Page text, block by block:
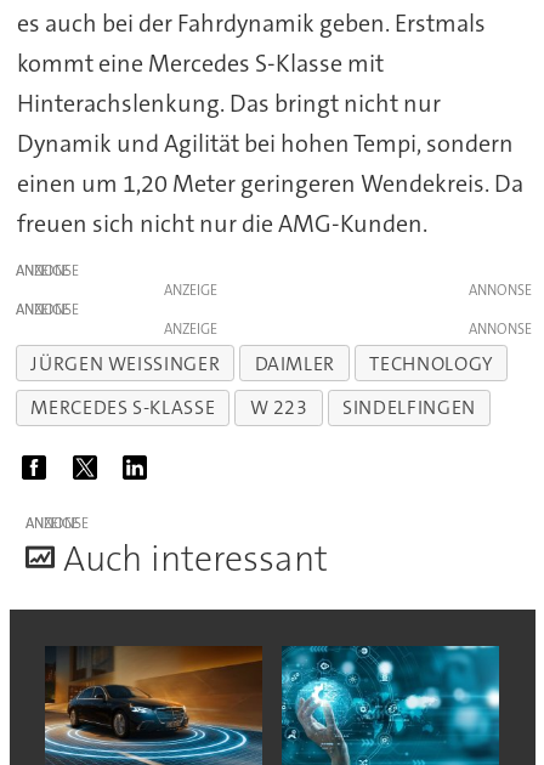
es auch bei der Fahrdynamik geben. Erstmals
kommt eine Mercedes S-Klasse mit
Hinterachslenkung. Das bringt nicht nur
Dynamik und Agilität bei hohen Tempi, sondern
einen um 1,20 Meter geringeren Wendekreis. Da
freuen sich nicht nur die AMG-Kunden.
ANZEIGE
ANZEIGE
ANZEIGE
ANZEIGE
JÜRGEN WEISSINGER DAIMLER
TECHNOLOGY
MERCEDES S-KLASSE
W 223 SINDELFINGEN
ANZEIGE
Auch interessant